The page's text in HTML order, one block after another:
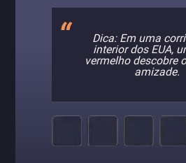
Dica: Em uma
interior dos EUA,
vermelho descobre
amizade.